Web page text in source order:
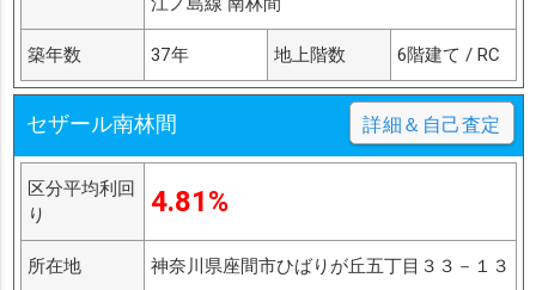
築年数 37年 地上階数 6階建て / RC
セザール南林間 詳細＆自己査定
区分平均利回
り
4.81%
所在地 神奈川県座間市ひばりが丘五丁目３３－１３